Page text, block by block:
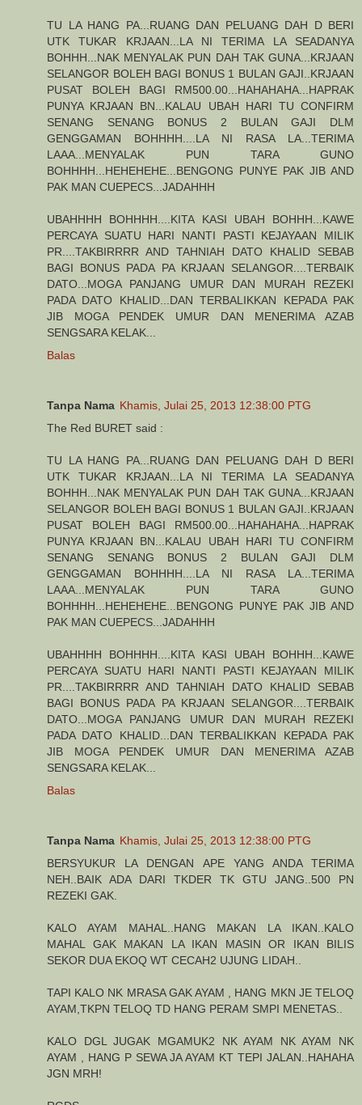
TU LA HANG PA...RUANG DAN PELUANG DAH D BERI
UTK TUKAR KRJAAN...LA NI TERIMA LA SEADANYA
BOHHH...NAK MENYALAK PUN DAH TAK GUNA...KRJAAN
SELANGOR BOLEH BAGI BONUS 1 BULAN GAJI..KRJAAN
PUSAT BOLEH BAGI RM500.00...HAHAHAHA...HAPRAK
PUNYA KRJAAN BN...KALAU UBAH HARI TU CONFIRM
SENANG SENANG BONUS 2 BULAN GAJI DLM
GENGGAMAN BOHHHH....LA NI RASA LA...TERIMA
LAAA...MENYALAK PUN TARA GUNO
BOHHHH...HEHEHEHE...BENGONG PUNYE PAK JIB AND
PAK MAN CUEPECS...JADAHHH
UBAHHHH BOHHHH....KITA KASI UBAH BOHHH...KAWE
PERCAYA SUATU HARI NANTI PASTI KEJAYAAN MILIK
PR....TAKBIRRRR AND TAHNIAH DATO KHALID SEBAB
BAGI BONUS PADA PA KRJAAN SELANGOR....TERBAIK
DATO...MOGA PANJANG UMUR DAN MURAH REZEKI
PADA DATO KHALID...DAN TERBALIKKAN KEPADA PAK
JIB MOGA PENDEK UMUR DAN MENERIMA AZAB
SENGSARA KELAK...
Balas
Tanpa Nama Khamis, Julai 25, 2013 12:38:00 PTG
The Red BURET said :
TU LA HANG PA...RUANG DAN PELUANG DAH D BERI
UTK TUKAR KRJAAN...LA NI TERIMA LA SEADANYA
BOHHH...NAK MENYALAK PUN DAH TAK GUNA...KRJAAN
SELANGOR BOLEH BAGI BONUS 1 BULAN GAJI..KRJAAN
PUSAT BOLEH BAGI RM500.00...HAHAHAHA...HAPRAK
PUNYA KRJAAN BN...KALAU UBAH HARI TU CONFIRM
SENANG SENANG BONUS 2 BULAN GAJI DLM
GENGGAMAN BOHHHH....LA NI RASA LA...TERIMA
LAAA...MENYALAK PUN TARA GUNO
BOHHHH...HEHEHEHE...BENGONG PUNYE PAK JIB AND
PAK MAN CUEPECS...JADAHHH
UBAHHHH BOHHHH....KITA KASI UBAH BOHHH...KAWE
PERCAYA SUATU HARI NANTI PASTI KEJAYAAN MILIK
PR....TAKBIRRRR AND TAHNIAH DATO KHALID SEBAB
BAGI BONUS PADA PA KRJAAN SELANGOR....TERBAIK
DATO...MOGA PANJANG UMUR DAN MURAH REZEKI
PADA DATO KHALID...DAN TERBALIKKAN KEPADA PAK
JIB MOGA PENDEK UMUR DAN MENERIMA AZAB
SENGSARA KELAK...
Balas
Tanpa Nama Khamis, Julai 25, 2013 12:38:00 PTG
BERSYUKUR LA DENGAN APE YANG ANDA TERIMA
NEH..BAIK ADA DARI TKDER TK GTU JANG..500 PN
REZEKI GAK.
KALO AYAM MAHAL..HANG MAKAN LA IKAN..KALO
MAHAL GAK MAKAN LA IKAN MASIN OR IKAN BILIS
SEKOR DUA EKOQ WT CECAH2 UJUNG LIDAH..
TAPI KALO NK MRASA GAK AYAM , HANG MKN JE TELOQ
AYAM,TKPN TELOQ TD HANG PERAM SMPI MENETAS..
KALO DGL JUGAK MGAMUK2 NK AYAM NK AYAM NK
AYAM , HANG P SEWA JA AYAM KT TEPI JALAN..HAHAHA
JGN MRH!